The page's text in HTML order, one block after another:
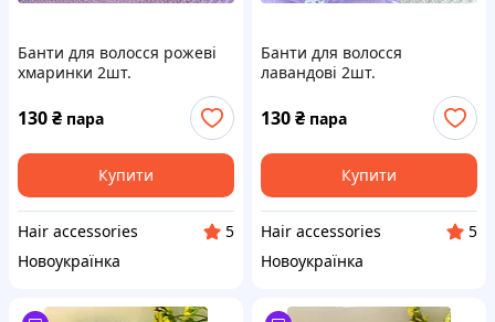
Банти для волосся рожеві
хмаринки 2шт.
130₴ пара
Купити
Hair accessories
5
Новоукраїнка
Банти для волосся
лавандові 2шт.
130₴ пара
Купити
Hair accessories
5
Новоукраїнка